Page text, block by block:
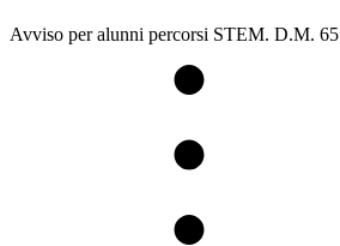
Avviso per alunni percorsi STEM. D.M. 65